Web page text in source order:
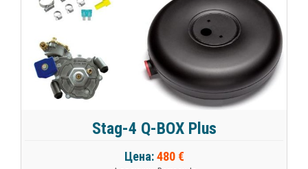
Stag-4 Q-BOX Plus
Цена:480 €